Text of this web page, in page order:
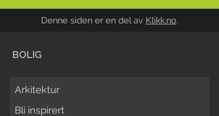
Denne siden er en del av Klikk.no.
BOLIG
Arkitektur
Bli inspirert